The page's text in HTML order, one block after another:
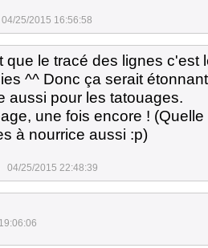
04/25/2015 16:56:58
que le tracé des lignes c'est
^^ Donc ça serait
aussi pour les tatouages.
une fois encore !
à nourrice aussi :p)
04/25/2015 22:48:39